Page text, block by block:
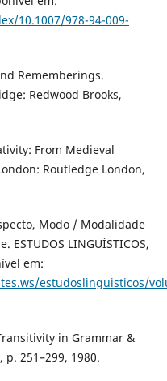
10.1007/978-94-009-
Rememberings.
Redwood Brooks,
From Medieval
Routledge London,
Modo / Modalidade
LINGUÍSTICOS,
em:
estudoslinguisticos/
Transitivity in Grammar &
251–299, 1980.